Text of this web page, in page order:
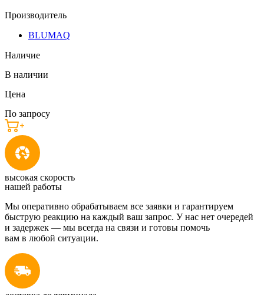
Производитель
BLUMAQ
Наличие
В наличии
Цена
По запросу
высокая скорость
нашей работы
Мы оперативно обрабатываем все заявки и гарантируем
быструю реакцию на каждый ваш запрос. У нас нет очередей
и задержек — мы всегда на связи и готовы помочь
вам в любой ситуации.